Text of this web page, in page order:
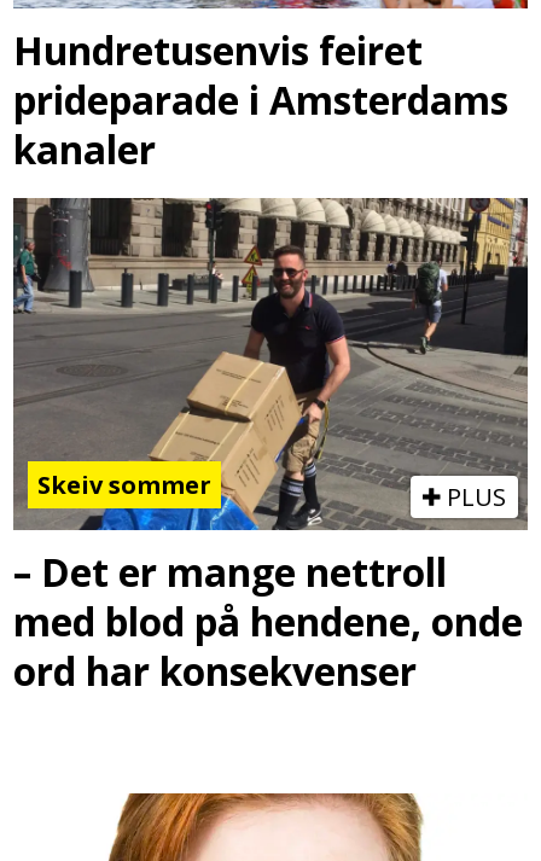
Hundretusenvis feiret
prideparade i Amsterdams
kanaler
Skeiv sommer PLUS
– Det er mange nettroll
med blod på hendene, onde
ord har konsekvenser